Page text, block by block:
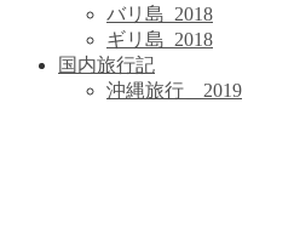
バリ島_2018
ギリ島_2018
国内旅行記
沖縄旅行＿2019